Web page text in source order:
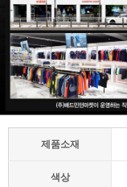
제품소재
색상